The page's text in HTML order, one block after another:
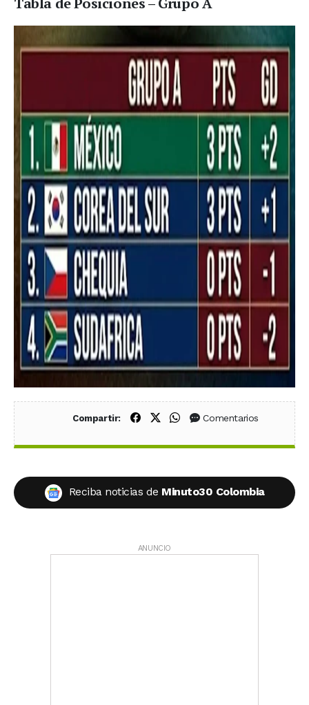
Compartir: Compartir en Facebook
Compartir en X (Twitter)
Compartir en WhatsApp
Comentarios
Reciba noticias de Minuto30 Colombia
ANUNCIO